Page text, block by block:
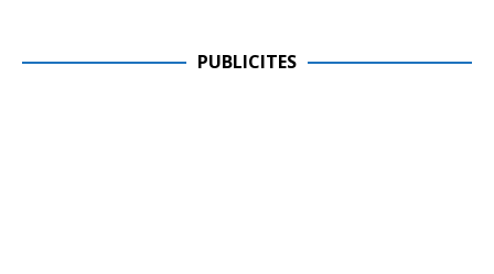
PUBLICITES